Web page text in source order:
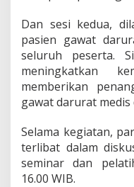
P
l
a
t
i
h
a
P
P
Dan sesi kedua,
pasien gawat
seluruh peserta.
meningkatkan
memberikan
gawat darurat
Selama kegiatan,
terlibat dalam
seminar dan
16.00 WIB.